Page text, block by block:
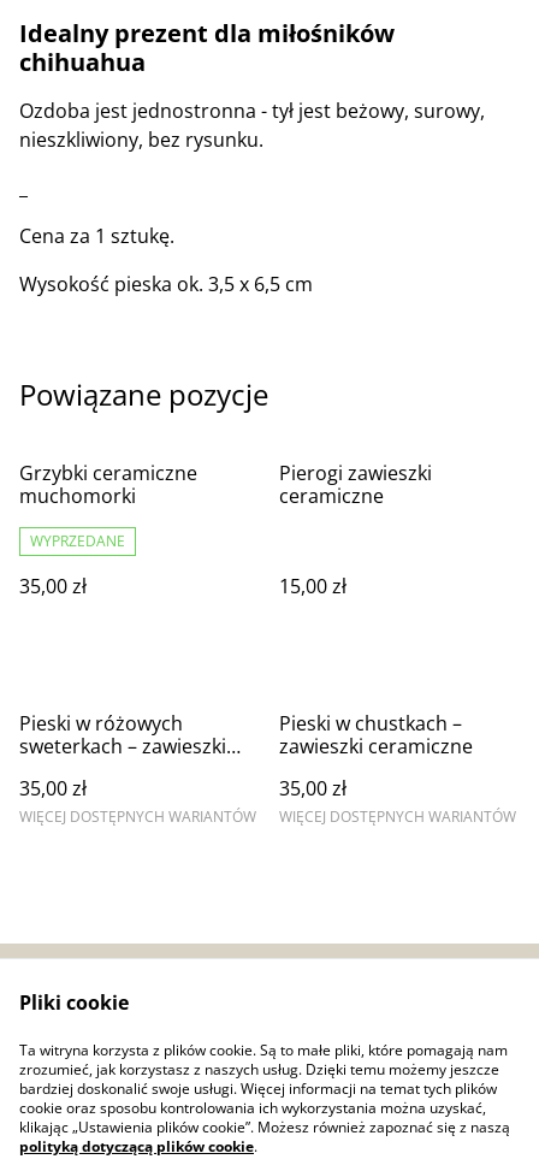
Idealny prezent dla miłośników
chihuahua
Ozdoba jest jednostronna - tył jest beżowy, surowy,
nieszkliwiony, bez rysunku.
Cena za 1 sztukę.
Wysokość pieska ok. 3,5 x 6,5 cm
Powiązane pozycje
Grzybki ceramiczne
muchomorki
WYPRZEDANE
35,00 zł
Pierogi zawieszki
ceramiczne
15,00 zł
Pieski w różowych
sweterkach – zawieszki
35,00 zł
WIĘCEJ DOSTĘPNYCH WARIANTÓW
Pieski w chustkach –
zawieszki ceramiczne
35,00 zł
WIĘCEJ DOSTĘPNYCH WARIANTÓW
Zwroty i reklamacje
produktów (GPSR)
Polityka plików cookie
Pliki cookie
Ta witryna korzysta z plików cookie. Są to małe pliki, które pomagają nam
zrozumieć, jak korzystasz z naszych usług. Dzięki temu możemy jeszcze
bardziej doskonalić swoje usługi. Więcej informacji na temat tych plików
cookie oraz sposobu kontrolowania ich wykorzystania można uzyskać,
klikając „Ustawienia plików cookie”. Możesz również zapoznać się z naszą
polityką dotyczącą plików cookie.